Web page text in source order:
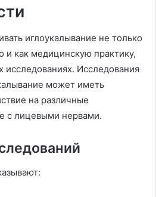
иглоукалывание не только
и как медицинскую практику,
исследованиях. Исследования
может иметь
на различные
с лицевыми нервами.